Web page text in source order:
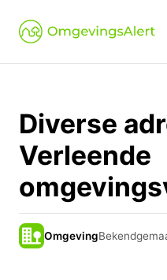
Diverse
Verleende
Omgeving